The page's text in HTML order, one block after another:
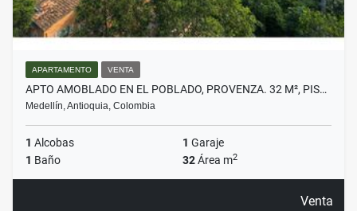
APARTAMENTO VENTA
APTO AMOBLADO EN EL POBLADO, PROVENZA. 32 M², PIS…
Medellín, Antioquia, Colombia
1 Alcobas 1 Garaje
1 Baño 32Área m2
Venta